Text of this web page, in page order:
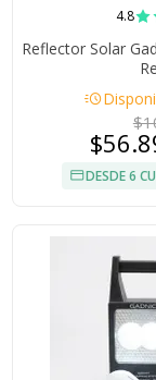
4.8
Reflector Solar
acute
DESDE 6